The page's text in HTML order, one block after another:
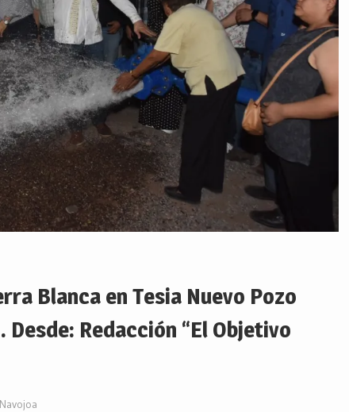
Blanca en Tesia Nuevo Pozo
Redacción “El Objetivo
Navojoa